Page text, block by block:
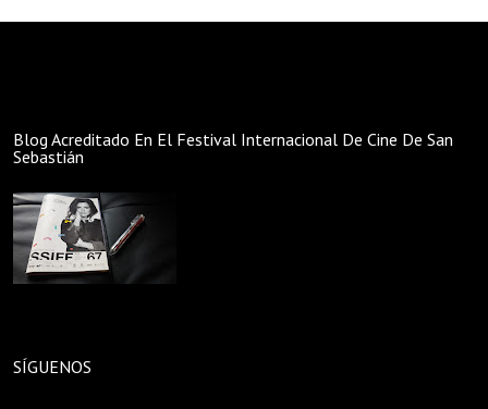
Blog Acreditado En El Festival Internacional De Cine De San
Sebastián
SÍGUENOS